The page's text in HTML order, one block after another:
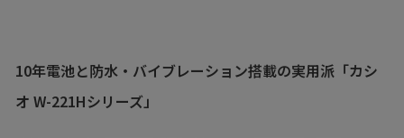
10年電池と防水・バイブレーション搭載の実用派「カシ
オ W-221Hシリーズ」